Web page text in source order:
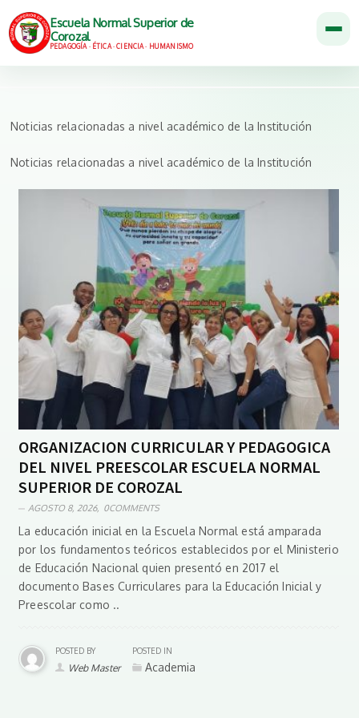
Noticias relacionadas a nivel académico de la Institución
Noticias relacionadas a nivel académico de la Institución
ORGANIZACIÓN CURRICULAR Y PEDAGÓGICA
DEL NIVEL PREESCOLAR ESCUELA NORMAL
SUPERIOR DE COROZAL
AGOSTO 8, 2026, 0COMMENTS
La educación inicial en la Escuela Normal está amparada
por los fundamentos teóricos establecidos por el Ministerio
de Educación Nacional quien presentó en 2017 el
documento Bases Curriculares para la Educación Inicial y
Preescolar como ..
POSTED BY
Web Master
POSTED IN
Academia
Escuela Normal Superior de
Corozal
PEDAGOGÍA · ÉTICA · CIENCIA · HUMANISMO